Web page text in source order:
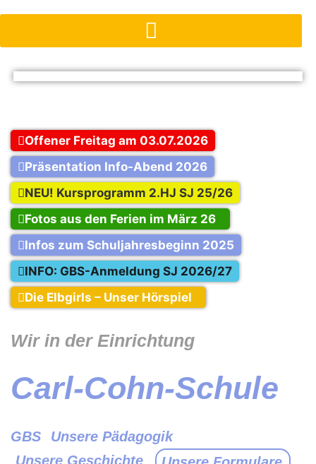
Wir in der Einrichtung
Carl-Cohn-Schule
GBS
Unsere Pädagogik
Unsere Geschichte
Offener Freitag am 03.07.2026
Präsentation Info-Abend 2026
NEU! Kursprogramm 2.HJ SJ 25/26
Fotos aus den Ferien im März 26
Infos zum Schuljahresbeginn 2025
INFO: GBS-Anmeldung SJ 2026/27
Die Elbgirls – Unser Hörspiel